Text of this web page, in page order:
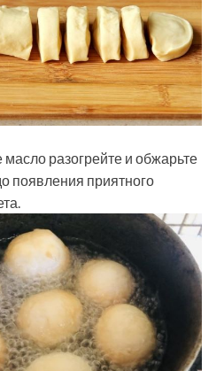
разогрейте и обжарьте
появления приятного